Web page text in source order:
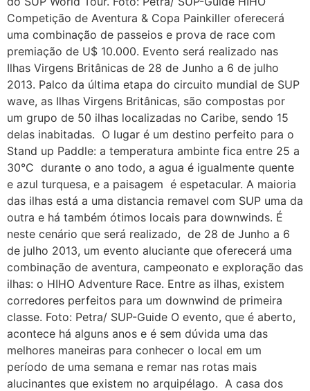
Competição de Aventura & Copa Painkiller oferecerá
uma combinação de passeios e prova de race com
premiação de U$ 10.000. Evento será realizado nas
Ilhas Virgens Britânicas de 28 de Junho a 6 de julho
2013. Palco da última etapa do circuito mundial de SUP
wave, as Ilhas Virgens Britânicas, são compostas por
um grupo de 50 ilhas localizadas no Caribe, sendo 15
delas inabitadas. O lugar é um destino perfeito para o
Stand up Paddle: a temperatura ambinte fica entre 25 a
30°C durante o ano todo, a agua é igualmente quente
e azul turquesa, e a paisagem é espetacular. A maioria
das ilhas está a uma distancia remavel com SUP uma da
outra e há também ótimos locais para downwinds. É
neste cenário que será realizado, de 28 de Junho a 6
de julho 2013, um evento aluciante que oferecerá uma
combinação de aventura, campeonato e exploração das
ilhas: o HIHO Adventure Race. Entre as ilhas, existem
corredores perfeitos para um downwind de primeira
classe. Foto: Petra/ SUP-Guide O evento, que é aberto,
acontece há alguns anos e é sem dúvida uma das
melhores maneiras para conhecer o local em um
período de uma semana e remar nas rotas mais
alucinantes que existem no arquipélago. A casa dos